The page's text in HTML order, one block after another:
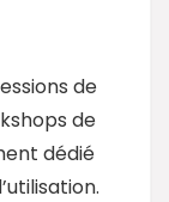
de
de
dédié